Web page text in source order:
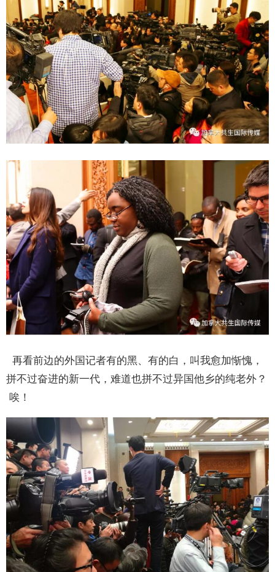
再看前边的外国记者有的黑、有的白，叫我愈加惭愧，
拼不过奋进的新一代，难道也拼不过异国他乡的纯老外？
唉！